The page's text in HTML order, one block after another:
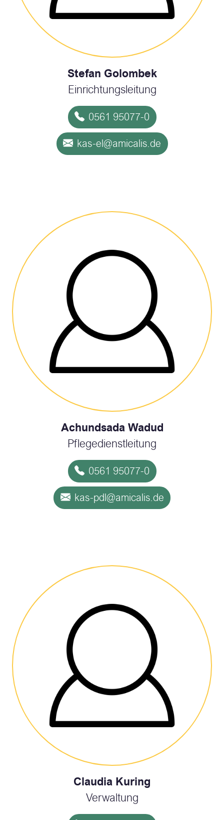
Stefan Golombek
Einrichtungsleitung
0561 95077-0
kas-el@amicalis.de
Achundsada Wadud
Pflegedienstleitung
0561 95077-0
kas-pdl@amicalis.de
Claudia Kuring
Verwaltung